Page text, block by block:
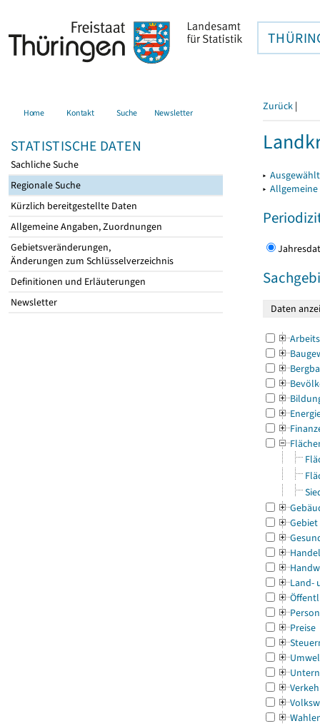
Home Kontakt Suche Newsletter
STATISTISCHE DATEN
Sachliche Suche
Regionale Suche
Kürzlich bereitgestellte Daten
Allgemeine Angaben, Zuordnungen
Gebietsveränderungen,
Änderungen zum Schlüsselverzeichnis
Definitionen und Erläuterungen
Newsletter
Zurück |
▸
▸
Gebiet
Land-
Preise